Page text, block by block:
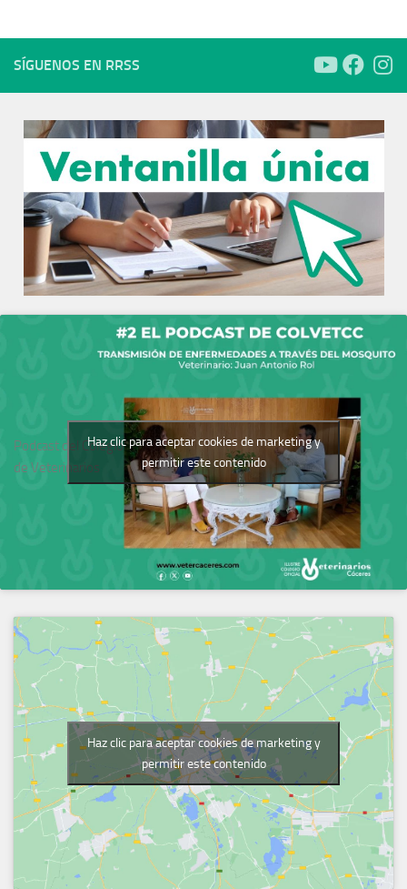
SÍGUENOS EN RRSS
Podcast del Colegio
de Veterinarios
Haz clic para aceptar cookies de marketing y
permitir este contenido
Haz clic para aceptar cookies de marketing y
permitir este contenido